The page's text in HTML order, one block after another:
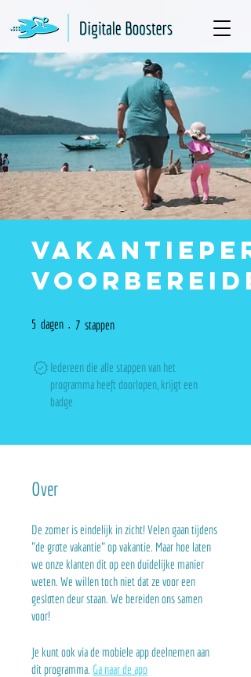
5 dagen 5 dagen
7 stappen
Iedereen die alle stappen van het
programma heeft doorlopen, krijgt een
badge
Over
De zomer is eindelijk in zicht! Velen gaan tijdens
"de grote vakantie" op vakantie. Maar hoe laten
we onze klanten dit op een duidelijke manier
weten. We willen toch niet dat ze voor een
gesloten deur staan. We bereiden ons samen
voor!
Je kunt ook via de mobiele app deelnemen aan
dit programma. Ga naar de app